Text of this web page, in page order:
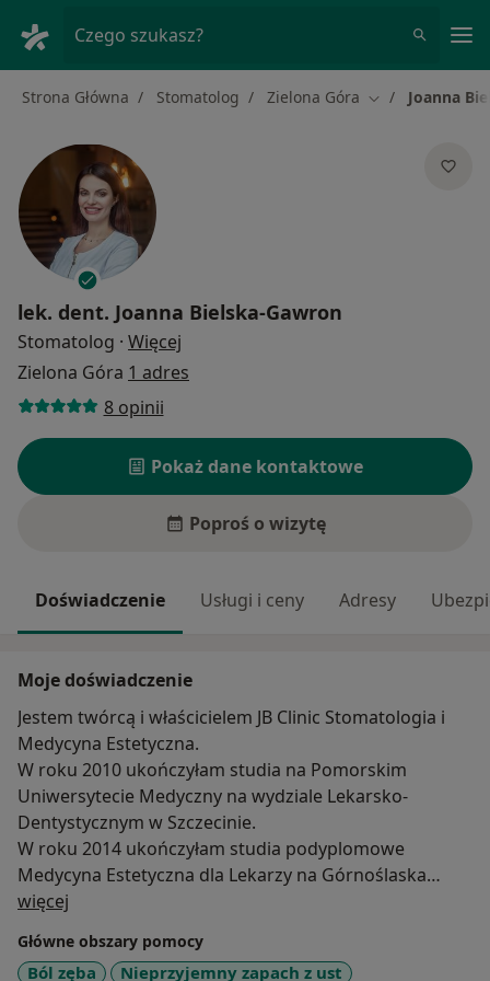
Czego szukasz?
Strona Główna Stomatolog Zielona Góra Zmień miasto
Joanna
lek. dent. Joanna Bielska-Gawron
Stomatolog · Więcej
Zielona Góra 1 adres
8 opinii
Pokaż dane kontaktowe
Poproś o wizytę
Doświadczenie Usługi i ceny Adresy
Moje doświadczenie
Jestem twórcą i właścicielem JB Clinic Stomatologia i
Medycyna Estetyczna.
W roku 2010 ukończyłam studia na Pomorskim
Uniwersytecie Medyczny na wydziale Lekarsko-
Dentystycznym w Szczecinie.
W roku 2014 ukończyłam studia podyplomowe
Medycyna Estetyczna dla Lekarzy na Górnoślaska
Wyższej Szkole Handlowej w Katowicach.
W roku 2017 ukończyłam studia podyplomowe
Curriculum Protetyka DenCo – Stomatologiczna
więcej
Główne obszary pomocy
Ból zęba
Nieprzyjemny zapach z ust